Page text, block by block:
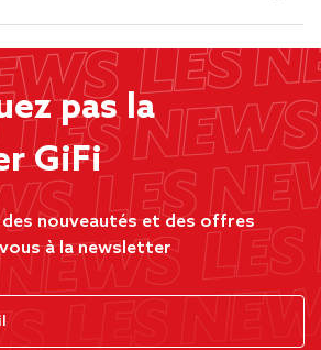
pas la
GiFi
nouveautés et des offres
à la newsletter